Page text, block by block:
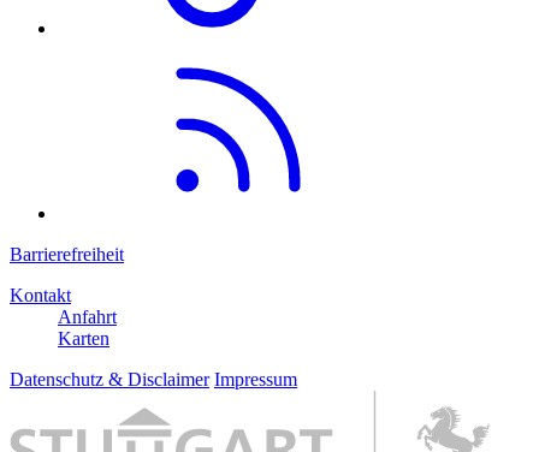
Barrierefreiheit
Kontakt
Anfahrt
Karten
Datenschutz & Disclaimer Impressum